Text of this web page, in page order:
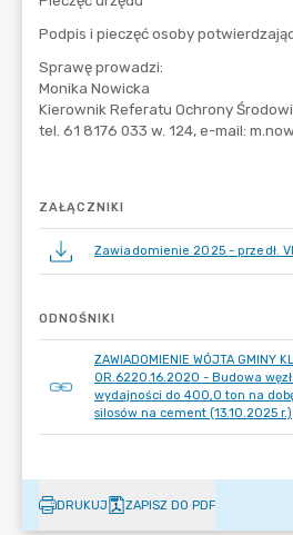
ZAŁĄCZNIKI
Zawiadomienie 2025 - przedł.
ODNOŚNIKI
ZAWIADOMIENIE WÓJTA GMINY
OR.6220.16.2020 - Budowa
wydajności do 400,0 ton na
silosów na cement (13.10.2025 r.)
DRUKUJ ZAPISZ DO PDF